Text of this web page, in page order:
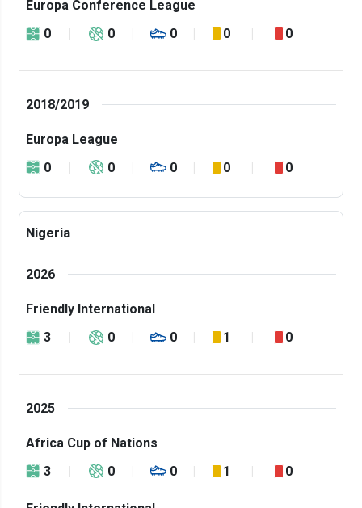
Europa Conference League
0
0 0 0 0
2018/2019
Europa League
0
0 0 0 0
Nigeria
2026
Friendly International
3
0 0 1 0
2025
Africa Cup of Nations
3
0 0 1 0